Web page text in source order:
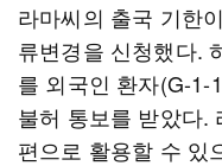
라마씨의 출국 기한
류변경을 신청했다.
를 외국인 환자(G-1-
불허 통보를 받았다.
편으로 활용할 수 있